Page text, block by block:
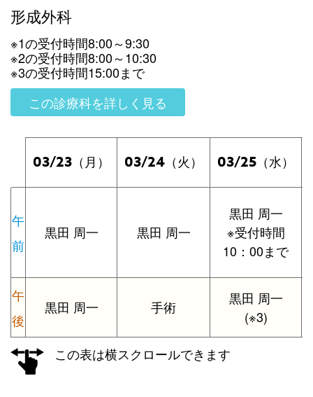
形成外科
※1の受付時間8:00～9:30
※2の受付時間8:00～10:30
※3の受付時間15:00まで
この診療科を詳しく見る
03/23 （月） 03/24 （火） 03/25 （水）
午
前
黒田 周一 黒田 周一
黒田 周一
※受付時間
10：00まで
午
後
黒田 周一 手術
黒田 周一
(※3)
この表は横スクロールできます